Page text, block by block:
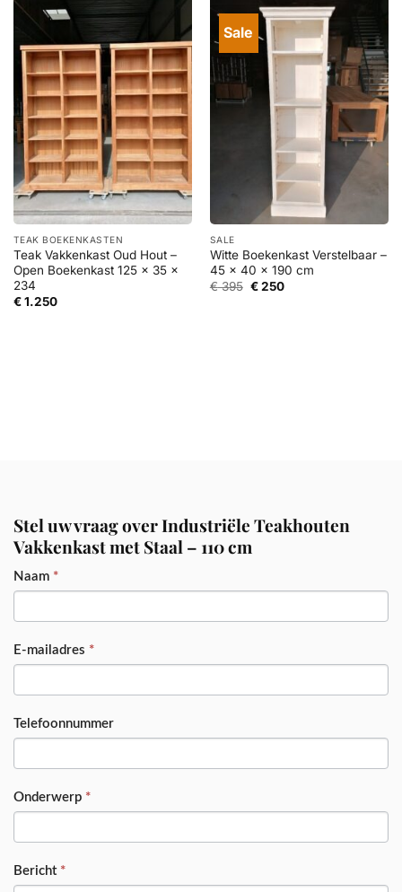
TEAK BOEKENKASTEN
Teak Vakkenkast Oud Hout –
Open Boekenkast 125 x 35 x
234
€1.250
Sale
SALE
Witte Boekenkast Verstelbaar –
45 x 40 x 190 cm
€395 Oorspronkelijke
€250Huidige
Stel uw vraag over Industriële Teakhouten
Vakkenkast met Staal – 110 cm
PRODUCT
Naam *
E-mailadres *
Telefoonnummer
Onderwerp *
Bericht *